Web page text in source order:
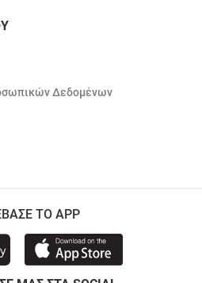
Δεδομένων
ΤΟ APP